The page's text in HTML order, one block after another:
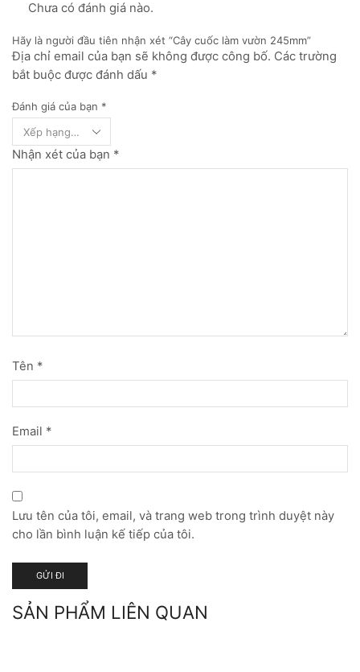
Chưa có đánh giá nào.
Hãy là người đầu tiên nhận xét “Cây cuốc làm vườn 245mm”
Địa chỉ email của bạn sẽ không được công bố. Các trường
bắt buộc được đánh dấu *
Đánh giá của bạn *
Nhận xét của bạn *
Tên *
Email *
Lưu tên của tôi, email, và trang web trong trình duyệt này
cho lần bình luận kế tiếp của tôi.
SẢN PHẨM LIÊN QUAN